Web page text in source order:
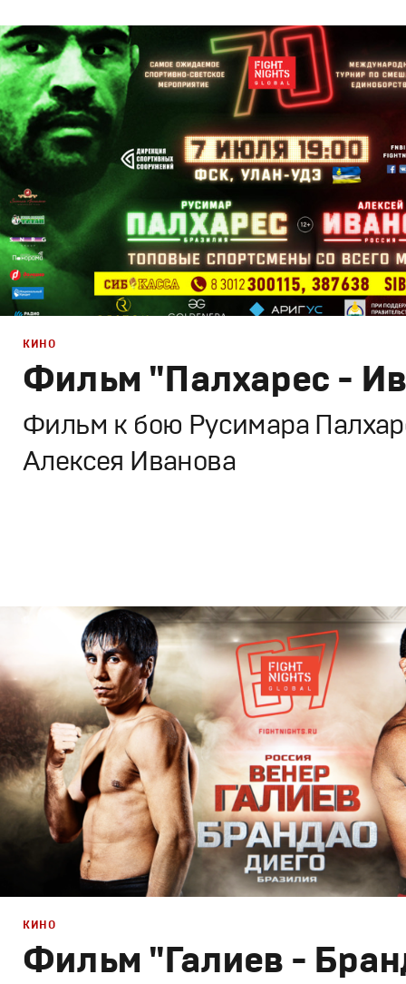
Брендинг,ТВ-Шоу
Спортивный брендинг,Промо,Cпортивное
Фильм "Палхарес -
Фильм к бою Русимара
Алексея Иванова
,ТВ-Шоу,Кино
Спортивный брендинг, Промо,Cпортивное
КИНО
Фильм "Галиев -
КИНО